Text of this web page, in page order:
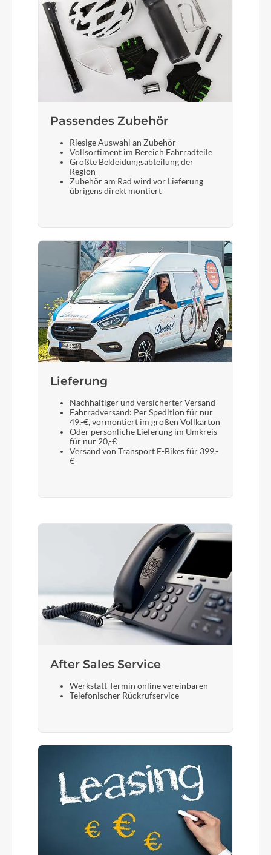
ACID Carrier SIC 2.0 Rail Boost
Schalthebel
Shimano Deore SL-M6100-R, Rapidfire Plus
Bremshebel
Steuersatz
ACROS AZF-1034, ICR (Integrated Cable
Routing), Top Zero-Stack 1 1/2" (ZS 56mm),
Bottom Zero-Stack 1 1/2" (ZS 56mm), X-Connect
Sattel
ACID Sequence 160
Gabel
SR Suntour X1-32 LO-R Air, Tapered, 15x110mm,
100mm
Sattelstütze
CUBE Dropper Post, Handlebar Lever, Internal
Passendes Zubehör
Riesige Auswahl an Zubehör
Vollsortiment im Bereich Fahrradteile
Größte Bekleidungsabteilung der
Region
Zubehör am Rad wird vor Lieferung
übrigens direkt montiert
Lieferung
Nachhaltiger und versicherter Versand
Fahrradversand: Per Spedition für nur
49,-€, vormontiert im großen Vollkarton
Oder persönliche Lieferung im Umkreis
für nur 20,-€
Versand von Transport E-Bikes für 399,-
€
After Sales Service
Werkstatt Termin online vereinbaren
Telefonischer Rückrufservice